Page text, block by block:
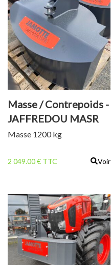
Masse / Contrepoids -
JAFFREDOU MASR
1200
Masse 1200 kg
2 049.00 € TTC Voir